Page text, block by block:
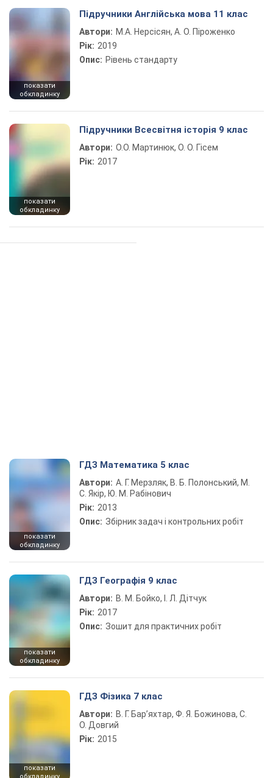
показати
обкладинку
Підручники Англійська мова 11 клас
Автори: М.А. Нерсісян, А. О. Піроженко
Рік: 2019
Опис: Рівень стандарту
показати
обкладинку
Підручники Всесвітня історія 9 клас
Автори: О.О. Мартинюк, О. О. Гісем
Рік: 2017
показати
обкладинку
ГДЗ Математика 5 клас
Автори: А. Г. Мерзляк, В. Б. Полонський, М.
С. Якір, Ю. М. Рабінович
Рік: 2013
Опис: Збірник задач і контрольних робіт
показати
обкладинку
ГДЗ Географія 9 клас
Автори: В. М. Бойко, І. Л. Дітчук
Рік: 2017
Опис: Зошит для практичних робіт
показати
ГДЗ Фізика 7 клас
Автори: В. Г. Бар’яхтар, Ф. Я. Божинова, С.
О. Довгий
Рік: 2015